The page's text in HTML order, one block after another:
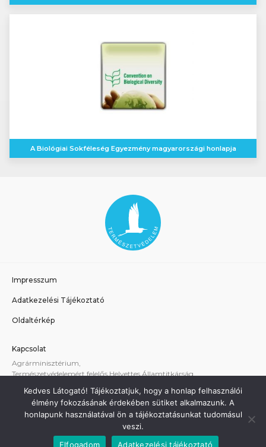
A Biológiai Sokféleség Egyezmény magyarországi honlapja
Impresszum
Adatkezelési Tájékoztató
Oldaltérkép
Kapcsolat
Agrárminisztérium,
Természetvédelemért felelős Helyettes Államtitkárság
A weboldallal kapcsolatos technikai támogatás:
termeszetvedelem@am.gov.hu
Kedves Látogató! Tájékoztatjuk, hogy a honlap felhasználói
élmény fokozásának érdekében sütiket alkalmazunk. A
honlapunk használatával ön a tájékoztatásunkat tudomásul
veszi.
Elfogadom
Adatkezelési tájékoztató